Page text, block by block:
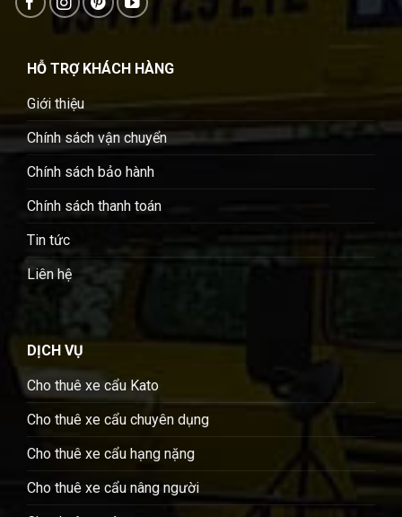
HỖ TRỢ KHÁCH HÀNG
Giới thiệu
Chính sách vận chuyển
Chính sách bảo hành
Chính sách thanh toán
Tin tức
Liên hệ
DỊCH VỤ
Cho thuê xe cẩu Kato
Cho thuê xe cẩu chuyên dụng
Cho thuê xe cẩu hạng nặng
Cho thuê xe cẩu nâng người